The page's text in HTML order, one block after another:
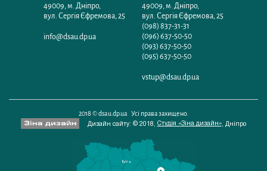
49009 м. Дніпро,
вул. Сергія Єфремова, 25
info@dsau.dp.ua
49009 м. Дніпро,
вул. Сергія Єфремова, 25
(098) 837-31-31
(096) 637-50-50
(093) 637-50-50
(095) 637-50-50
vstup@dsau.dp.ua
2018 © dsau.dp.ua Усі права захищено.
Дизайн сайту: © 2018, Студія «Зіна дизайн», Дніпро